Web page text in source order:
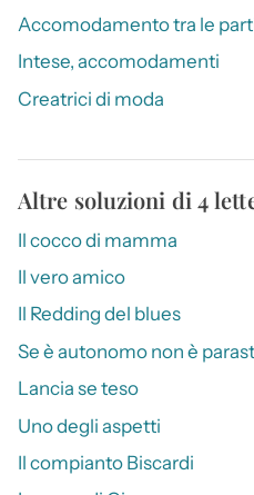
Accomodamento tra le
Intese, accomodamenti
Creatrici di moda
Altre soluzioni di 4
Il cocco di mamma
Il vero amico
Il Redding del blues
Se è autonomo non è
Lancia se teso
Uno degli aspetti
Il compianto Biscardi